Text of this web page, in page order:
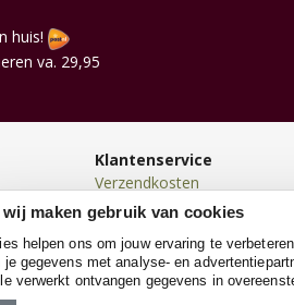
huis!
va. 29,95
Klantenservice
Verzendkosten
Bezorgen
Betalen
Retourneren
wij maken gebruik van cookies
helpen ons om jouw ervaring te
je gegevens met analyse- en
verwerkt ontvangen gegevens in